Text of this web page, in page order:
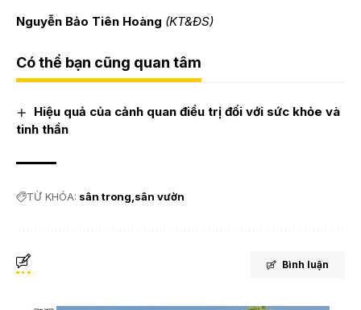
Nguyễn Bảo Tiên Hoàng (KT&ĐS)
Có thể bạn cũng quan tâm
Hiệu quả của cảnh quan điều trị đối với sức khỏe và
tinh thần
TỪ KHÓA: sân trong sân vườn
Bình luận